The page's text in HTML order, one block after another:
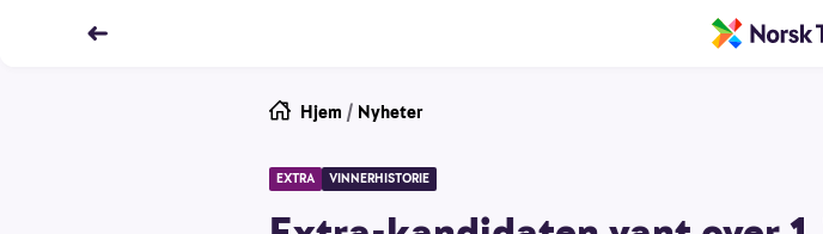
Hjem / Nyheter
EXTRA VINNERHISTORIE